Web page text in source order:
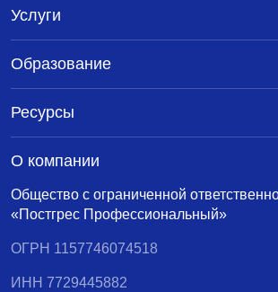
Общество с ограниченной
«Постгрес Профессиональный»
ОГРН 1157746074518
ИНН 7729445882
Услуги
Образование
Ресурсы
О компании